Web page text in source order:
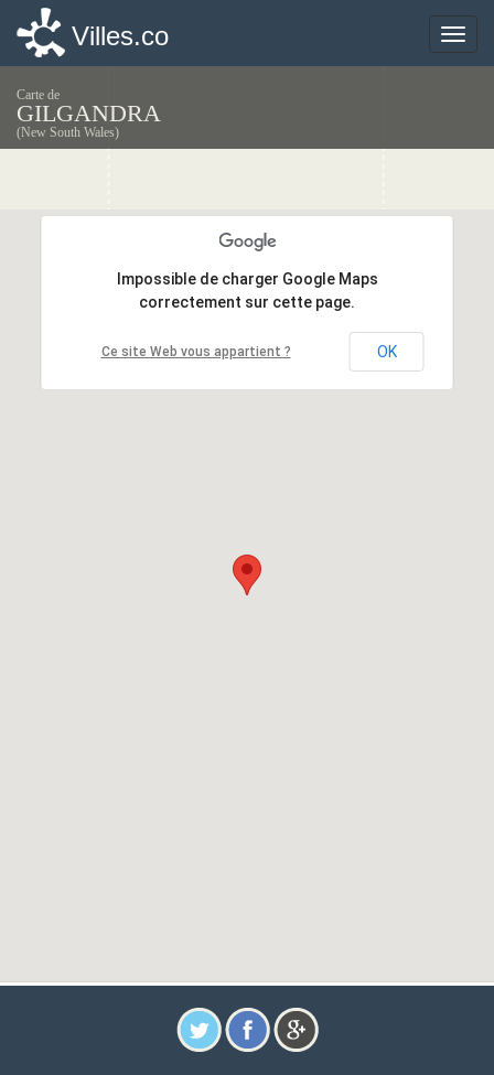
Toggle
Villes.co
Carte de
GILGANDRA
(New South Wales)
Impossible de charger Google Maps
correctement sur cette page.
Ce site Web vous appartient ? OK
Impossible de charger Google Maps
correctement sur cette page.
Ce site Web vous appartient ? OK
Toggle
Villes.co